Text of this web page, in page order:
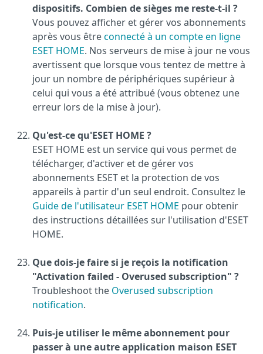
dispositifs. Combien de sièges me reste-t-il ?
Vous pouvez afficher et gérer vos abonnements
après vous êtreconnecté à un compte en ligne
ESET HOME. Nos serveurs de mise à jour ne vous
avertissent que lorsque vous tentez de mettre à
jour un nombre de périphériques supérieur à
celui qui vous a été attribué (vous obtenez une
erreur lors de la mise à jour).
Qu'est-ce qu'ESET HOME ?
ESET HOME est un service qui vous permet de
télécharger, d'activer et de gérer vos
abonnements ESET et la protection de vos
appareils à partir d'un seul endroit. Consultez le
Guide de l'utilisateur ESET HOME pour obtenir
des instructions détaillées sur l'utilisation d'ESET
HOME.
Que dois-je faire si je reçois la notification
"Activation failed - Overused subscription" ?
Troubleshoot the Overused subscription
notification.
Puis-je utiliser le même abonnement pour
passer à une autre application maison ESET